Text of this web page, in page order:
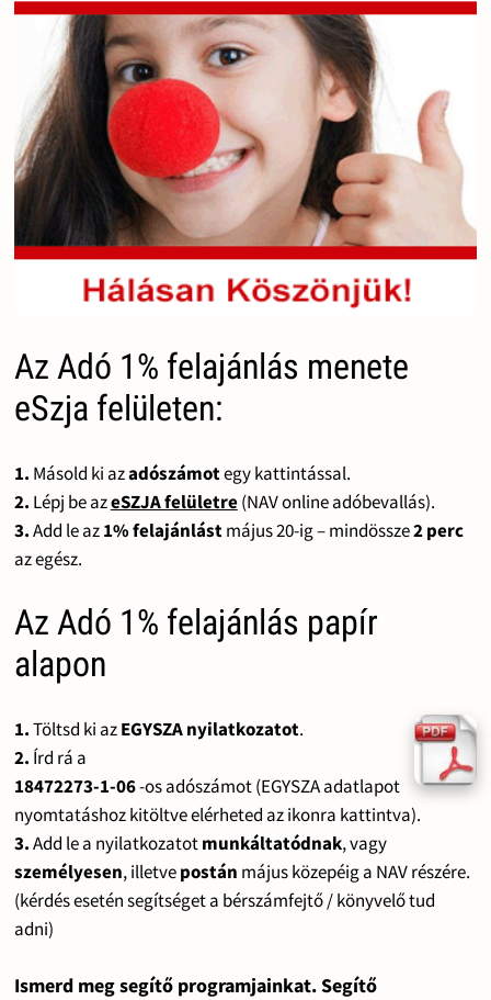
Az Adó 1% felajánlás menete
eSzja felületen:
1. Másold ki azadószámotegy kattintással.
2. Lépj be azeSZJA felületre(NAV online adóbevallás).
3.Add le az1% felajánlástmájus 20-ig – mindössze2 perc
az egész.
Az Adó 1% felajánlás papír
alapon
1.Töltsd ki azEGYSZA nyilatkozatot.
2. Írd rá a
18472273-1-06-os adószámot (EGYSZA adatlapot
nyomtatáshoz kitöltve elérheted az ikonra kattintva).
3.Add le a nyilatkozatotmunkáltatódnak, vagy
személyesen, illetvepostán május közepéig a NAV részére.
(kérdés esetén segítséget a bérszámfejtő / könyvelő tud
adni)
Ismerd meg segítő programjainkat. Segítő